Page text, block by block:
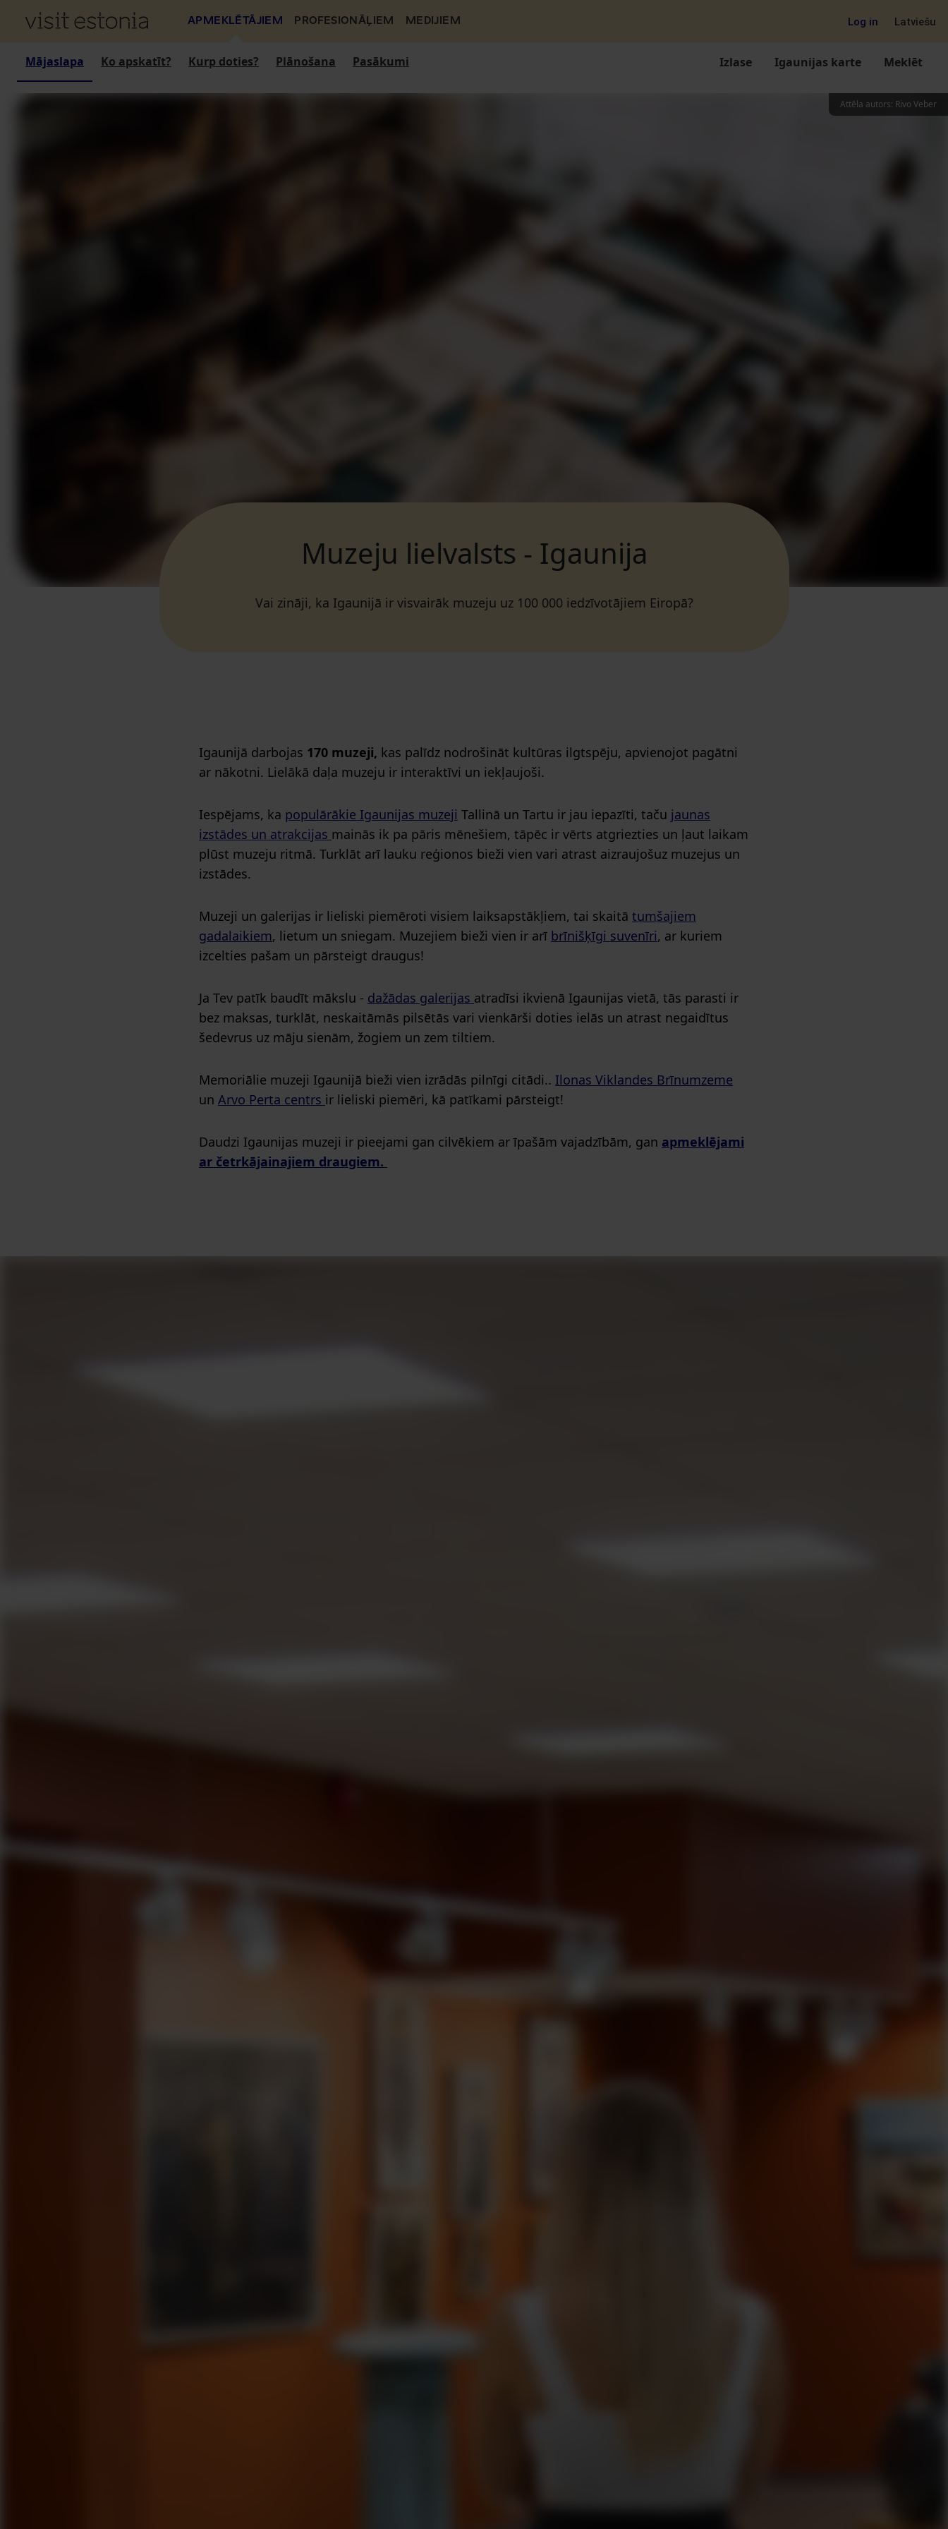
APMEKLĒTĀJIEM PROFESIONĀĻIEM MEDIJIEM Log in Latviešu
Mājaslapa Ko apskatīt? Kurp doties? Plānošana Pasākumi Izlase Igaunijas karte Meklēt
Attēla autors: Rivo Veber
Muzeju lielvalsts - Igaunija
Vai zināji, ka Igaunijā ir visvairāk muzeju uz 100 000 iedzīvotājiem Eiropā?
Igaunijā darbojas 170 muzeji, kas palīdz nodrošināt kultūras ilgtspēju, apvienojot pagātni
ar nākotni. Lielākā daļa muzeju ir interaktīvi un iekļaujoši.
Iespējams, ka populārākie Igaunijas muzeji Tallinā un Tartu ir jau iepazīti, taču jaunas
izstādes un atrakcijas mainās ik pa pāris mēnešiem, tāpēc ir vērts atgriezties un ļaut laikam
plūst muzeju ritmā. Turklāt arī lauku reģionos bieži vien vari atrast aizraujošuz muzejus un
izstādes.
Muzeji un galerijas ir lieliski piemēroti visiem laiksapstākļiem, tai skaitā tumšajiem
gadalaikiem, lietum un sniegam. Muzejiem bieži vien ir arī brīnišķīgi suvenīri, ar kuriem
izcelties pašam un pārsteigt draugus!
Ja Tev patīk baudīt mākslu - dažādas galerijas atradīsi ikvienā Igaunijas vietā, tās parasti ir
bez maksas, turklāt, neskaitāmās pilsētās vari vienkārši doties ielās un atrast negaidītus
šedevrus uz māju sienām, žogiem un zem tiltiem.
Memoriālie muzeji Igaunijā bieži vien izrādās pilnīgi citādi.. Ilonas Viklandes Brīnumzeme
un Arvo Perta centrs ir lieliski piemēri, kā patīkami pārsteigt!
Daudzi Igaunijas muzeji ir pieejami gan cilvēkiem ar īpašām vajadzībām, gan apmeklējami
ar četrkājainajiem draugiem.